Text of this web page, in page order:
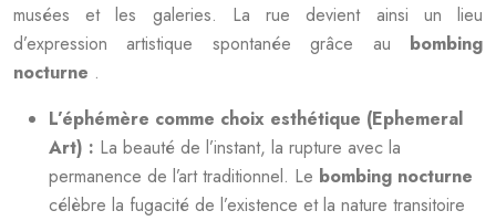
musées et les galeries. La rue devient ainsi un lieu
d’expression artistique spontanée grâce au bombing
nocturne .
L’éphémère comme choix esthétique (Ephemeral
Art) : La beauté de l’instant, la rupture avec la
permanence de l’art traditionnel. Le bombing nocturne
célèbre la fugacité de l’existence et la nature transitoire